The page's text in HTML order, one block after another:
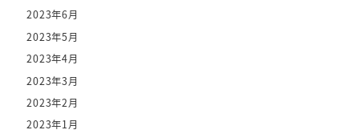
2023年6月
2023年5月
2023年4月
2023年3月
2023年2月
2023年1月